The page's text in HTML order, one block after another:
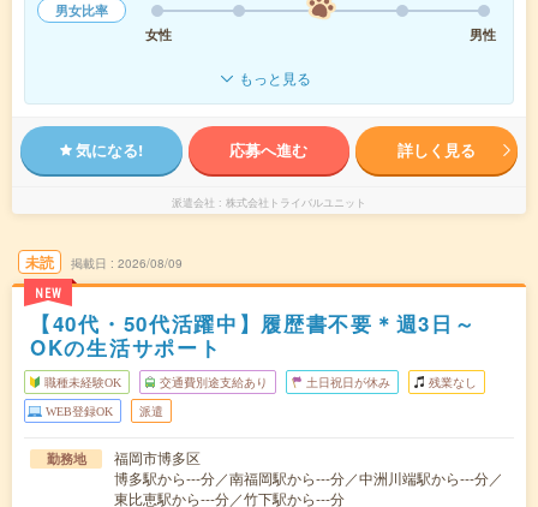
男女比率
女性
男性
もっと見る
気になる! 応募へ進む 詳しく見る
派遣会社 株式会社トライバルユニット
未読
NEW
掲載日 2026/08/09
【40代・50代活躍中】履歴書不要＊週3日～
OKの生活サポート
職種未経験OK 交通費別途支給あり 土日祝日が休み 残業なし
WEB登録OK 派遣
勤務地
福岡市博多区
博多駅から---分／南福岡駅から---分／中洲川端駅から---分／
東比恵駅から---分／竹下駅から---分